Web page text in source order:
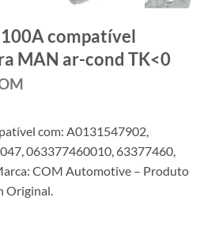
compatível
MAN ar-cond TK<0
com: A0131547902,
063377460010, 63377460,
COM Automotive – Produto
Original.